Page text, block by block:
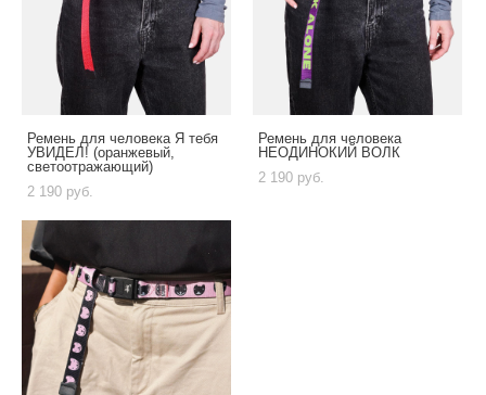
Ремень для человека Я тебя
УВИДЕЛ! (оранжевый,
светоотражающий)
2 190 pуб.
Ремень для человека
НЕОДИНОКИЙ ВОЛК
2 190 pуб.